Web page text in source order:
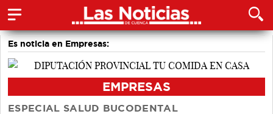
Es noticia en Empresas:
EMPRESAS
ESPECIAL SALUD BUCODENTAL